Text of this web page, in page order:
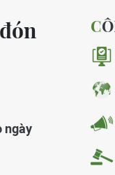
ngày